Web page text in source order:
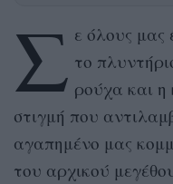
Σ ε όλους μας
το
ρούχα και η
στιγμή που
αγαπημένο μας
του αρχικού